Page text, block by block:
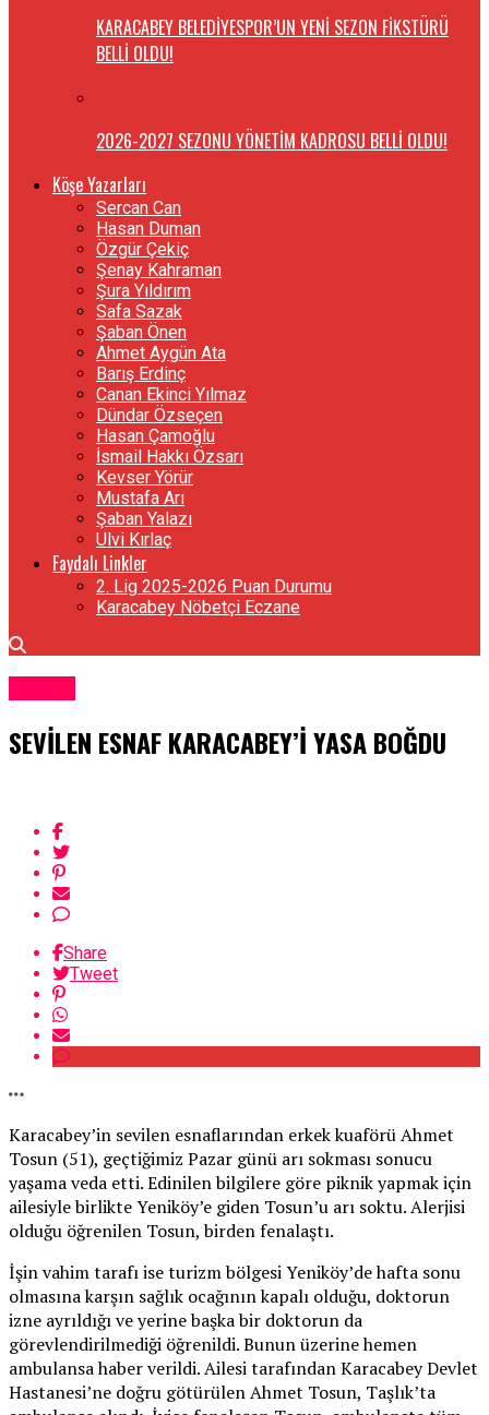
KARACABEY BELEDİYESPOR’UN YENİ SEZON FİKSTÜRÜ
BELLİ OLDU!
2026-2027 SEZONU YÖNETİM KADROSU BELLİ OLDU!
Köşe Yazarları
Sercan Can
Hasan Duman
Özgür Çekiç
Şenay Kahraman
Şura Yıldırım
Safa Sazak
Şaban Önen
Ahmet Aygün Ata
Barış Erdinç
Canan Ekinci Yılmaz
Dündar Özseçen
Hasan Çamoğlu
İsmail Hakkı Özsarı
Kevser Yörür
Mustafa Arı
Şaban Yalazı
Ulvi Kırlaç
Faydalı Linkler
2. Lig 2025-2026 Puan Durumu
Karacabey Nöbetçi Eczane
SEVİLEN ESNAF KARACABEY’İ YASA BOĞDU
Share
Tweet
Karacabey’in sevilen esnaflarından erkek kuaförü Ahmet
Tosun (51), geçtiğimiz Pazar günü arı sokması sonucu
yaşama veda etti. Edinilen bilgilere göre piknik yapmak için
ailesiyle birlikte Yeniköy’e giden Tosun’u arı soktu. Alerjisi
olduğu öğrenilen Tosun, birden fenalaştı.
İşin vahim tarafı ise turizm bölgesi Yeniköy’de hafta sonu
olmasına karşın sağlık ocağının kapalı olduğu, doktorun
izne ayrıldığı ve yerine başka bir doktorun da
görevlendirilmediği öğrenildi. Bunun üzerine hemen
ambulansa haber verildi. Ailesi tarafından Karacabey Devlet
Hastanesi’ne doğru götürülen Ahmet Tosun, Taşlık’ta